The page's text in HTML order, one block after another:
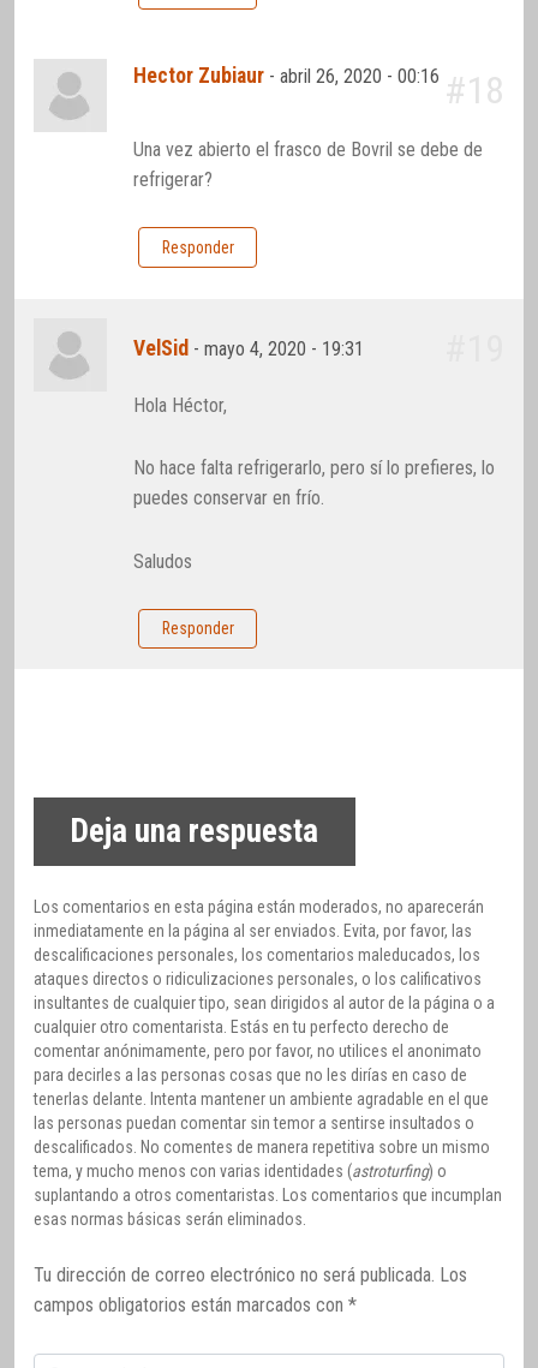
Hector Zubiaur -abril 26, 2020 - 00:16 #18
Una vez abierto el frasco de Bovril se debe de
refrigerar?
Responder
VelSid -mayo 4, 2020 - 19:31
Hola Héctor,
No hace falta refrigerarlo, pero sí lo prefieres, lo
puedes conservar en frío.
Saludos
Responder
Deja una respuesta
Los comentarios en esta página están moderados, no aparecerán
inmediatamente en la página al ser enviados. Evita, por favor, las
descalificaciones personales, los comentarios maleducados, los
ataques directos o ridiculizaciones personales, o los calificativos
insultantes de cualquier tipo, sean dirigidos al autor de la página o a
cualquier otro comentarista. Estás en tu perfecto derecho de
comentar anónimamente, pero por favor, no utilices el anonimato
para decirles a las personas cosas que no les dirías en caso de
tenerlas delante. Intenta mantener un ambiente agradable en el que
las personas puedan comentar sin temor a sentirse insultados o
descalificados. No comentes de manera repetitiva sobre un mismo
tema, y mucho menos con varias identidades (astroturfing) o
suplantando a otros comentaristas. Los comentarios que incumplan
esas normas básicas serán eliminados.
Tu dirección de correo electrónico no será publicada. Los
campos obligatorios están marcados con *